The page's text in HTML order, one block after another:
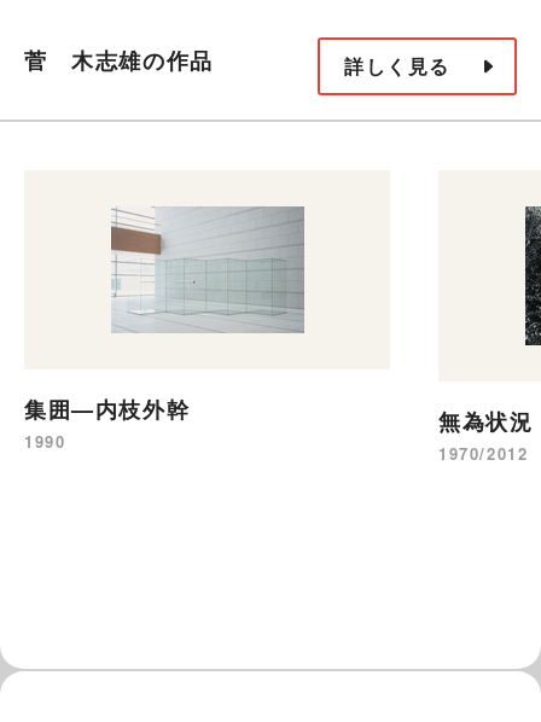
菅 木志雄の作品 詳しく見る
集囲—内枝外幹
1990
無為状況
1970/2012